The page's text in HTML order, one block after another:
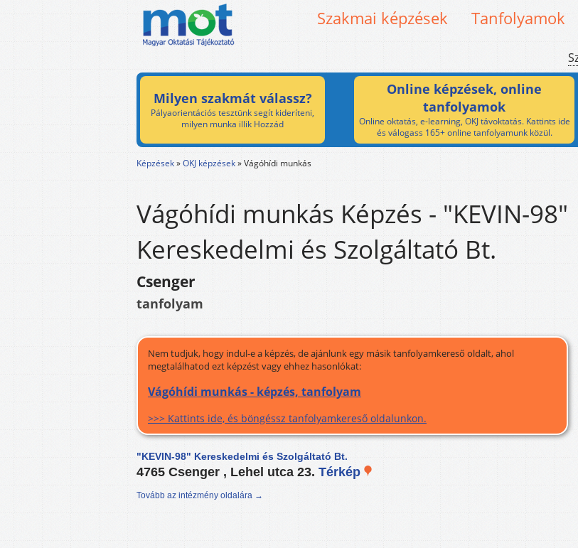
Szakmai képzések Tanfolyamok
Milyen szakmát válassz?
Pályaorientációs tesztünk segít kideríteni,
milyen munka illik Hozzád
Online képzések, online
tanfolyamok
Online oktatás, e-learning, OKJ távoktatás. Kattints ide
és válogass 165+ online tanfolyamunk közül.
Képzések»OKJ képzések»Vágóhídi munkás
Vágóhídi munkás Képzés - "KEVIN-98"
Kereskedelmi és Szolgáltató Bt.
Csenger
tanfolyam
Nem tudjuk, hogy indul-e a képzés, de ajánlunk egy másik tanfolyamkereső oldalt, ahol
megtalálhatod ezt képzést vagy ehhez hasonlókat:
Vágóhídi munkás - képzés, tanfolyam
>>> Kattints ide, és böngéssz tanfolyamkereső oldalunkon.
"KEVIN-98" Kereskedelmi és Szolgáltató Bt.
4765 Csenger , Lehel utca 23. Térkép
Tovább az intézmény oldalára →